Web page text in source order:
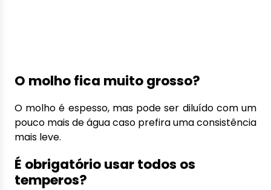
O molho fica muito grosso?
O molho é espesso, mas pode ser diluído com um
pouco mais de água caso prefira uma consistência
mais leve.
É obrigatório usar todos os
temperos?